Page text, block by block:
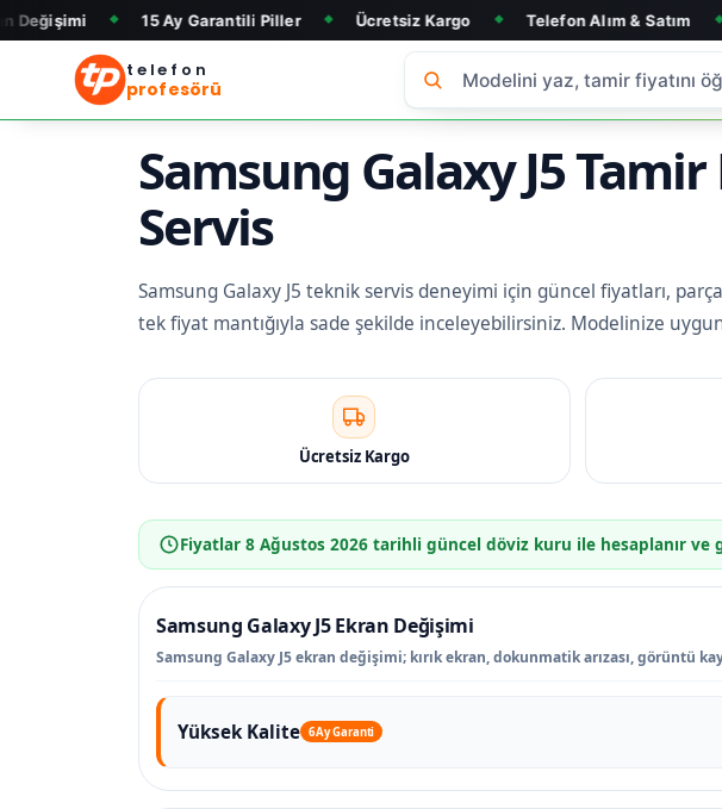
◆ 15 Ay Garantili Piller ◆ Ücretsiz Kargo ◆ Telefon Alım & Satım ◆ Tüm
telefon
profesörü
Samsung Galaxy J5
Servis
Samsung Galaxy J5 teknik servis deneyimi için güncel fiyatları,
tek fiyat mantığıyla sade şekilde inceleyebilirsiniz. Modelinize
Ücretsiz Kargo
Fiyatlar 8 Ağustos 2026 tarihli güncel döviz kuru ile hesaplanır ve
Samsung Galaxy J5 Ekran Değişimi
Samsung Galaxy J5 ekran değişimi; kırık ekran, dokunmatik arızası, görüntü
Yüksek Kalite 6 Ay Garanti